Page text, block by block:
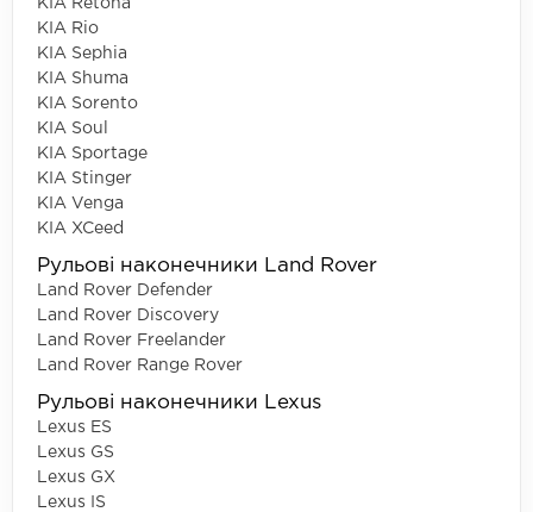
KIA Retona
KIA Rio
KIA Sephia
KIA Shuma
KIA Sorento
KIA Soul
KIA Sportage
KIA Stinger
KIA Venga
KIA XCeed
Рульові наконечники Land Rover
Land Rover Defender
Land Rover Discovery
Land Rover Freelander
Land Rover Range Rover
Рульові наконечники Lexus
Lexus ES
Lexus GS
Lexus GX
Lexus IS